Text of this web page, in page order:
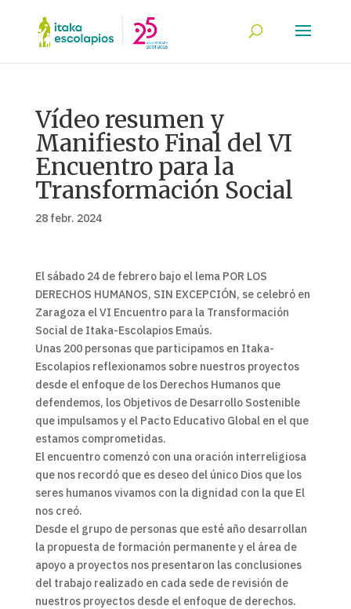
Vídeo resumen y
Manifiesto Final del VI
Encuentro para la
Transformación Social
28 febr. 2024
El sábado 24 de febrero bajo el lema POR LOS
DERECHOS HUMANOS, SIN EXCEPCIÓN, se celebró en
Zaragoza el VI Encuentro para la Transformación
Social de Itaka-Escolapios Emaús.
Unas 200 personas que participamos en Itaka-
Escolapios reflexionamos sobre nuestros proyectos
desde el enfoque de los Derechos Humanos que
defendemos, los Objetivos de Desarrollo Sostenible
que impulsamos y el Pacto Educativo Global en el que
estamos comprometidas.
El encuentro comenzó con una oración interreligiosa
que nos recordó que es deseo del único Dios que los
seres humanos vivamos con la dignidad con la que El
nos creó.
Desde el grupo de personas que esté año desarrollan
la propuesta de formación permanente y el área de
apoyo a proyectos nos presentaron las conclusiones
del trabajo realizado en cada sede de revisión de
nuestros proyectos desde el enfoque de derechos.